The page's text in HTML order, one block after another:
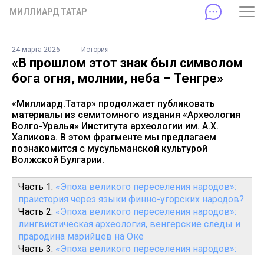
МИЛЛИАРД ТАТАР
24 марта 2026 История
«В прошлом этот знак был символом
бога огня, молнии, неба – Тенгре»
«Миллиард.Татар» продолжает публиковать
материалы из семитомного издания «Археология
Волго-Уралья» Института археологии им. А.Х.
Халикова. В этом фрагменте мы предлагаем
познакомится с мусульманской культурой
Волжской Булгарии.
Часть 1: «Эпоха великого переселения народов»:
праистория через языки финно-угорских народов?
Часть 2: «Эпоха великого переселения народов»:
лингвистическая археология, венгерские следы и
прародина марийцев на Оке
Часть 3: «Эпоха великого переселения народов»: